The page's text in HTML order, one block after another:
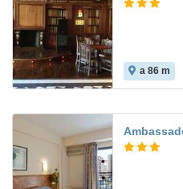
a 86 m